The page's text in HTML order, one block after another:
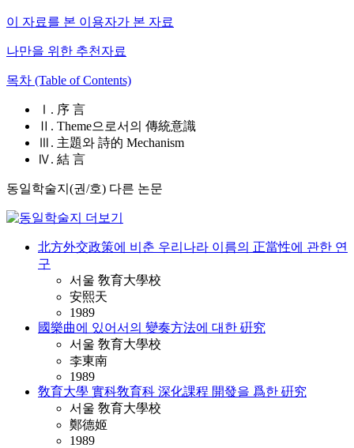
이 자료를 본 이용자가 본 자료
나만을 위한 추천자료
목차 (Table of Contents)
Ⅰ. 序 言
Ⅱ. Theme으로서의 傳統意識
Ⅲ. 主題와 詩的 Mechanism
Ⅳ. 結 言
동일학술지(권/호) 다른 논문
北方外交政策에 비춘 우리나라 이름의 正當性에 관한 연
구
서울 敎育大學校
安熙天
1989
國樂曲에 있어서의 變奏方法에 대한 硏究
서울 敎育大學校
李東南
1989
敎育大學 實科敎育科 深化課程 開發을 爲한 硏究
서울 敎育大學校
鄭德姬
1989